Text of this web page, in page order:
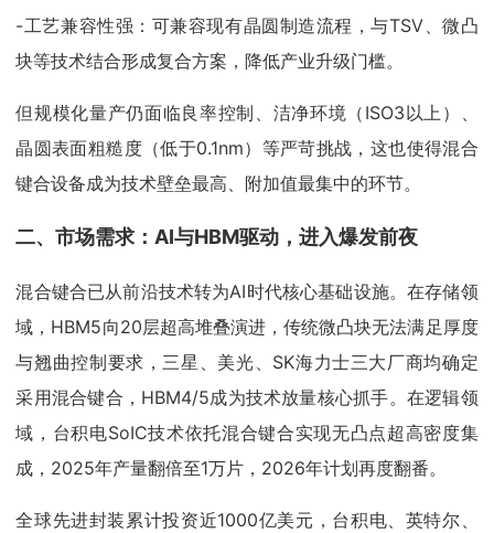
-工艺兼容性强：可兼容现有晶圆制造流程，与TSV、微凸
块等技术结合形成复合方案，降低产业升级门槛。
但规模化量产仍面临良率控制、洁净环境（ISO3以上）、
晶圆表面粗糙度（低于0.1nm）等严苛挑战，这也使得混合
键合设备成为技术壁垒最高、附加值最集中的环节。
二、市场需求：AI与HBM驱动，进入爆发前夜
混合键合已从前沿技术转为AI时代核心基础设施。在存储领
域，HBM5向20层超高堆叠演进，传统微凸块无法满足厚度
与翘曲控制要求，三星、美光、SK海力士三大厂商均确定
采用混合键合，HBM4/5成为技术放量核心抓手。在逻辑领
域，台积电SoIC技术依托混合键合实现无凸点超高密度集
成，2025年产量翻倍至1万片，2026年计划再度翻番。
全球先进封装累计投资近1000亿美元，台积电、英特尔、